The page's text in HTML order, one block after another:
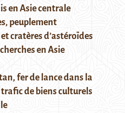
en Asie centrale
peuplement
cratères d’astéroïdes
en Asie
fer de lance dans la
de biens culturels